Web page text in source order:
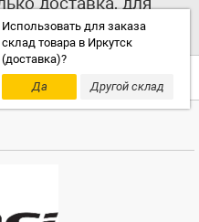
Использовать для заказа
склад товара в Иркутск
(доставка)?
Да
Другой склад
выбирайте
другой склад!